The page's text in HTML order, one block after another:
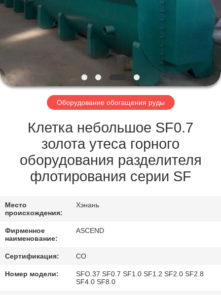
ПРОВЕРКА
КАЧЕСТВА
СВЯЖИТЕСЬ
МЫ
СПРОСИТЕ
ЦИТАТУ
КАРТА
САЙТА
ПОЛИТИКА
КОНФИДЕНЦИАЛЬНОСТИ
Оборудование обогащения руды
Клетка небольшое SF0.7
золота утеса горного
оборудования разделителя
флотирования серии SF
Место
происхождения:
Хэнань
Фирменное
наименование:
ASCEND
Сертификация: CO
Номер модели:
SFO.37 SF0.7 SF1.0 SF1.2 SF2.0 SF2.8
SF4.0 SF8.0